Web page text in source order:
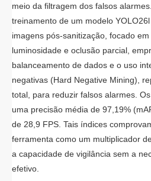
meio da filtragem dos falsos
treinamento de um modelo YOLO26l
imagens pós-sanitização, focado
luminosidade e oclusão parcial,
balanceamento de dados e o uso
negativas (Hard Negative Mining),
total, para reduzir falsos alarmes.
uma precisão média de 97,19%
de 28,9 FPS. Tais índices
ferramenta como um multiplicador
a capacidade de vigilância sem a
efetivo.